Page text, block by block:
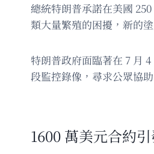
總統特朗普承諾在美國
類大量繁殖的困擾，新的
特朗普政府面臨著在 7 月
段監控錄像，尋求公眾協
1600 萬美元合約